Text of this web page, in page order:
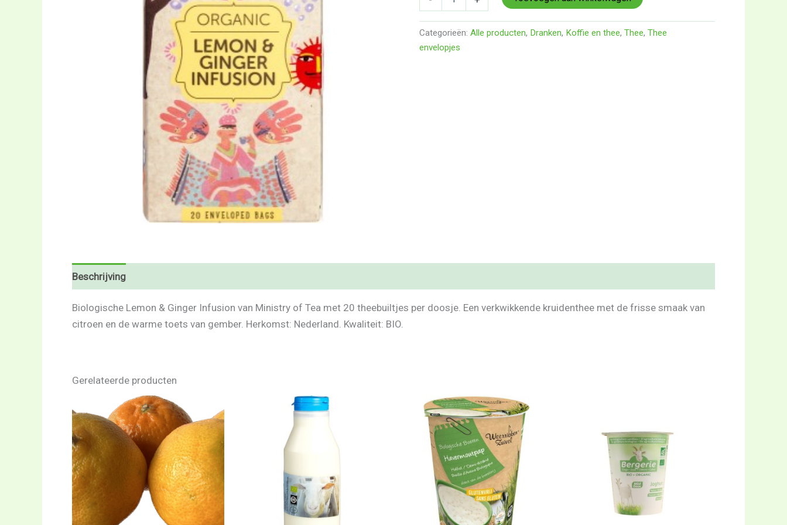
Categorieën: Alle producten, Dranken, Koffie en thee, Thee, Thee
envelopjes
Beschrijving
Biologische Lemon & Ginger Infusion van Ministry of Tea met 20 theebuiltjes per doosje. Een verkwikkende kruidenthee met de frisse smaak van
citroen en de warme toets van gember. Herkomst: Nederland. Kwaliteit: BIO.
Gerelateerde producten